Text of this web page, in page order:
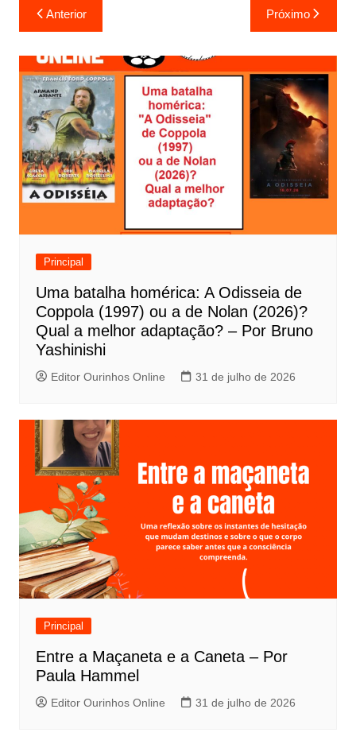
a
v
e
g
a
ç
ã
o
d
Anterior Próximo
Principal
Uma batalha homérica: A Odisseia de
Coppola (1997) ou a de Nolan (2026)?
Qual a melhor adaptação? – Por Bruno
Yashinishi
Editor Ourinhos Online 31 de julho de 2026
Principal
Entre a Maçaneta e a Caneta – Por
Paula Hammel
Editor Ourinhos Online 31 de julho de 2026